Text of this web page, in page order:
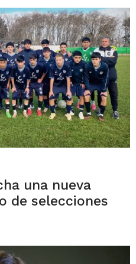
una nueva
de selecciones